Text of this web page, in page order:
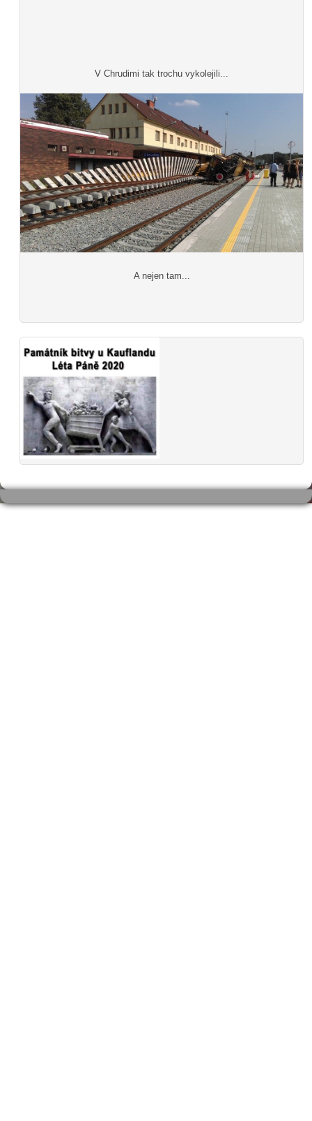
V Chrudimi tak trochu vykolejili...
A nejen tam...